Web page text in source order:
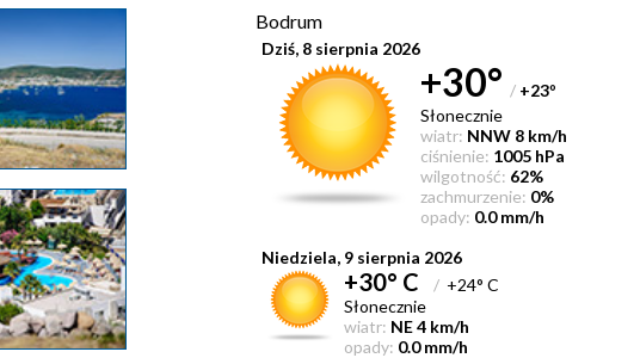
Bodrum
Dziś, 8 sierpnia 2026
+30° / +23°
Słonecznie
wiatr: NNW 8 km/h
ciśnienie: 1005 hPa
wilgotność: 62%
zachmurzenie: 0%
opady: 0.0 mm/h
Niedziela, 9 sierpnia 2026
+30° C / +24° C
Słonecznie
wiatr: NE 4 km/h
opady: 0.0 mm/h